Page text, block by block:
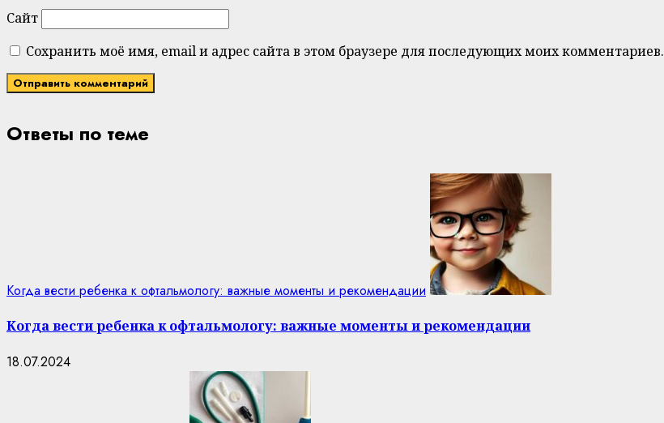
Сайт
Сохранить моё имя, email и адрес сайта в этом браузере для последующих моих комментариев.
Ответы по теме
Когда вести ребенка к офтальмологу: важные моменты и рекомендации
Когда вести ребенка к офтальмологу: важные моменты и рекомендации
18.07.2024